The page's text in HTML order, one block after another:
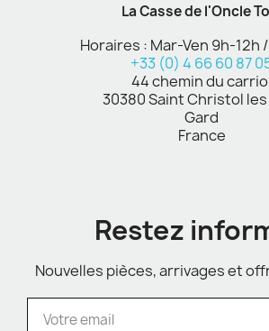
La Casse de l'Oncle
Horaires : Mar-Ven 9h-12h /
+33 (0) 4 66 60 87
44 chemin du
30380 Saint Christol
Gard
France
Restez
Nouvelles pièces, arrivages et